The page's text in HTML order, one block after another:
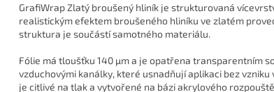
GrafiWrap Zlatý broušený hliník je strukturovaná
realistickým efektem broušeného hliníku ve zlatém
struktura je součástí samotného materiálu.
Fólie má tloušťku 140 µm a je opatřena transparentním
vzduchovými kanálky, které usnadňují aplikaci bez vzniku
je citlivé na tlak a vytvořené na bázi akrylového